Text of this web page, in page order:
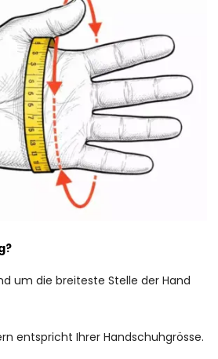
um die breiteste Stelle der Hand
entspricht Ihrer Handschuhgrösse.